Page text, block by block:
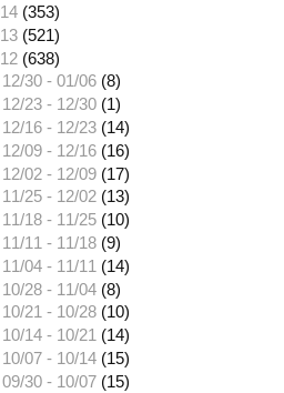
(353)
(521)
(638)
12/30 - 01/06 (8)
12/23 - 12/30 (1)
12/16 - 12/23 (14)
12/09 - 12/16 (16)
12/02 - 12/09 (17)
11/25 - 12/02 (13)
11/18 - 11/25 (10)
11/11 - 11/18 (9)
11/04 - 11/11 (14)
10/28 - 11/04 (8)
10/21 - 10/28 (10)
10/14 - 10/21 (14)
10/07 - 10/14 (15)
09/30 - 10/07 (15)